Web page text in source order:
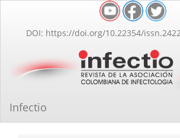
Contenido
principal
lateral
DOI: https://doi.org/10.22354/
Infectio